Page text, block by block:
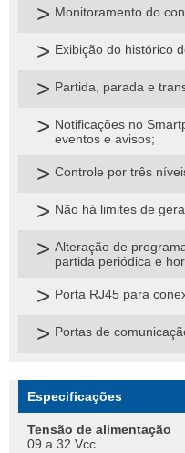
Monitoramento do
Exibição do histórico
Partida, parada e
Notificações no
eventos e avisos;
Controle por três
Não há limites de
Alteração de
partida periódica e
Porta RJ45 para
Portas de
Especificações
Tensão de alimentação
09 a 32 Vcc